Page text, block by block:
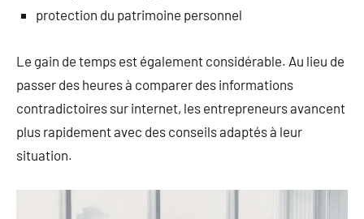
protection du patrimoine personnel
Le gain de temps est également considérable. Au lieu de
passer des heures à comparer des informations
contradictoires sur internet, les entrepreneurs avancent
plus rapidement avec des conseils adaptés à leur
situation.